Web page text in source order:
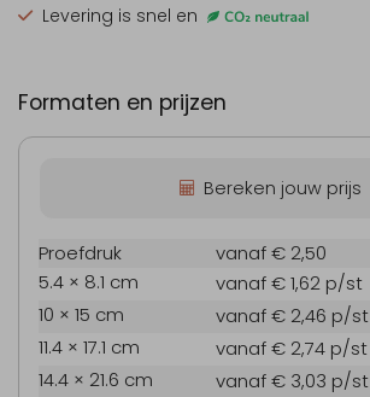
Levering is snel en
Formaten en prijzen
Bereken jouw prijs
Proefdruk
vanaf € 2,50
5.4 × 8.1 cm
vanaf € 1,62 p/st
10 × 15 cm
vanaf € 2,46 p/st
11.4 × 17.1 cm
vanaf € 2,74 p/st
14.4 × 21.6 cm
vanaf € 3,03 p/st